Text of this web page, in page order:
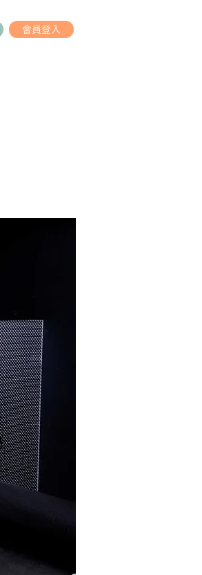
會員登入